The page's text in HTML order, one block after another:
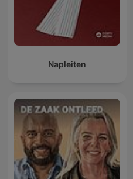
macabro, escalofriante,
cuentos de terror, narraciones
aterradoras, sucesos
literatura de terror, folclore, lo
horripilante, lo lúgubre, lo
enigmático, lo arcano, lo oscuro.
Conviértete en un supporter
https://www.spreaker.com/
-6516861/support .
Napleiten